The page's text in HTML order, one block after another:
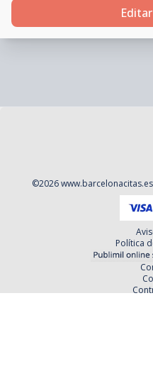
©2026 www.barcelonacitas.es
Política